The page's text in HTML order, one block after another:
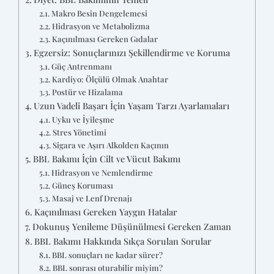
Makro Besin Dengelemesi
Hidrasyon ve Metabolizma
Kaçınılması Gereken Gıdalar
Egzersiz: Sonuçlarınızı Şekillendirme ve Koruma
Güç Antrenmanı
Kardiyo: Ölçülü Olmak Anahtar
Postür ve Hizalama
Uzun Vadeli Başarı İçin Yaşam Tarzı Ayarlamaları
Uyku ve İyileşme
Stres Yönetimi
Sigara ve Aşırı Alkolden Kaçının
BBL Bakımı İçin Cilt ve Vücut Bakımı
Hidrasyon ve Nemlendirme
Güneş Koruması
Masaj ve Lenf Drenajı
Kaçınılması Gereken Yaygın Hatalar
Dokunuş Yenileme Düşünülmesi Gereken Zaman
BBL Bakımı Hakkında Sıkça Sorulan Sorular
BBL sonuçları ne kadar sürer?
BBL sonrası oturabilir miyim?